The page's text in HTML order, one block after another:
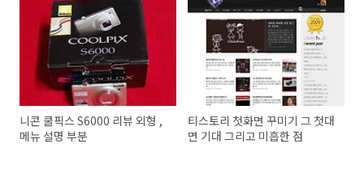
에 대해서
니콘 쿨픽스 S6000 리뷰 외형 ,
메뉴 설명 부분
티스토리 첫화면 꾸미기 그 첫대
면 기대 그리고 미흡한 점